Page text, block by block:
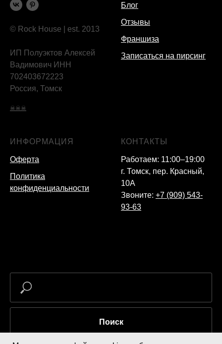
© Rock House | est. 2013
ИП Полуэктов Алексей
Вадимович ИНН
702403672223
Россия, Томск
☠☠☠
Блог
Отзывы
Франшиза
Записаться на пирсинг
ИНФОРМАЦИЯ
Оферта
Политика
конфиденциальности
КОНТАКТЫ
Работаем: 11:00–19:00
г. Томск, пер. Красный,
10А
Звоните: +7 (909) 543-
93-63
Поиск